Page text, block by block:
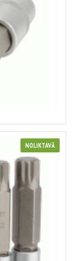
NOLIKTAVĀ